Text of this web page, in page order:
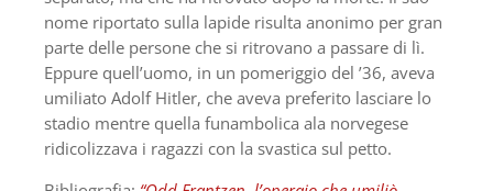
nome riportato sulla lapide risulta anonimo per gran
parte delle persone che si ritrovano a passare di lì.
Eppure quell’uomo, in un pomeriggio del ’36, aveva
umiliato Adolf Hitler, che aveva preferito lasciare lo
stadio mentre quella funambolica ala norvegese
ridicolizzava i ragazzi con la svastica sul petto.